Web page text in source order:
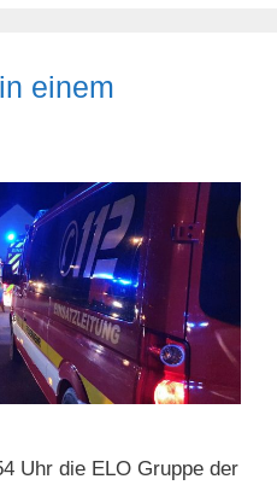
einem
Uhr die ELO Gruppe der